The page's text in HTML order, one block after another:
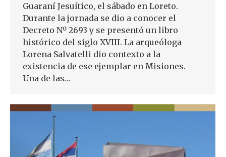
Guaraní Jesuítico, el sábado en Loreto.
Durante la jornada se dio a conocer el
Decreto Nº 2693 y se presentó un libro
histórico del siglo XVIII. La arqueóloga
Lorena Salvatelli dio contexto a la
existencia de ese ejemplar en Misiones.
Una de las…